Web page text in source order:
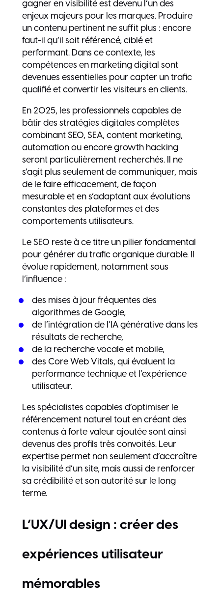
gagner en visibilité est devenu l’un des
enjeux majeurs pour les marques. Produire
un contenu pertinent ne suffit plus : encore
faut-il qu’il soit référencé, ciblé et
performant. Dans ce contexte, les
compétences en marketing digital sont
devenues essentielles pour capter un trafic
qualifié et convertir les visiteurs en clients.
En 2025, les professionnels capables de
bâtir des stratégies digitales complètes
combinant SEO, SEA, content marketing,
automation ou encore growth hacking
seront particulièrement recherchés. Il ne
s’agit plus seulement de communiquer, mais
de le faire efficacement, de façon
mesurable et en s’adaptant aux évolutions
constantes des plateformes et des
comportements utilisateurs.
Le SEO reste à ce titre un pilier fondamental
pour générer du trafic organique durable. Il
évolue rapidement, notamment sous
l’influence :
des mises à jour fréquentes des
algorithmes de Google,
de l’intégration de l’IA générative dans les
résultats de recherche,
de la recherche vocale et mobile,
des Core Web Vitals, qui évaluent la
performance technique et l’expérience
utilisateur.
Les spécialistes capables d’optimiser le
référencement naturel tout en créant des
contenus à forte valeur ajoutée sont ainsi
devenus des profils très convoités. Leur
expertise permet non seulement d’accroître
la visibilité d’un site, mais aussi de renforcer
sa crédibilité et son autorité sur le long
terme.
L’UX/UI design : créer des
expériences utilisateur
mémorables